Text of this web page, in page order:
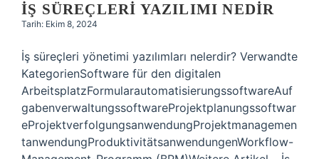
İŞ SÜREÇLERI YAZILIMI NEDIR
Tarih: Ekim 8, 2024
İş süreçleri yönetimi yazılımları nelerdir? Verwandte
KategorienSoftware für den digitalen
ArbeitsplatzFormularautomatisierungssoftwareAuf
gabenverwaltungssoftwareProjektplanungssoftwar
eProjektverfolgungsanwendungProjektmanagemen
tanwendungProduktivitätsanwendungenWorkflow-